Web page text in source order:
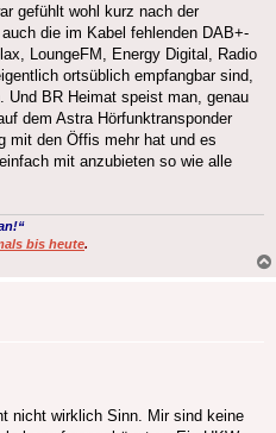
gefühlt wohl kurz nach der
die im Kabel fehlenden DAB+-
LoungeFM, Energy Digital, Radio
ortsüblich empfangbar sind,
Und BR Heimat speist man, genau
dem Astra Hörfunktransponder
mit den Öffis mehr hat und es
mit anzubieten so wie alle
bis heute.
nicht wirklich Sinn. Mir sind keine